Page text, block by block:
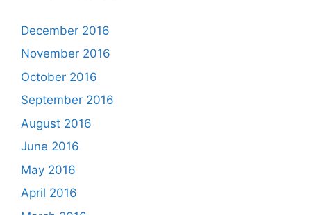
December 2016
November 2016
October 2016
September 2016
August 2016
June 2016
May 2016
April 2016